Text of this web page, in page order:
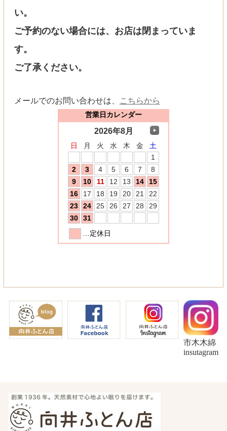
い。
ご予約のない場合には、お店は閉まっていま
す。
ご了承ください。
メールでのお問い合わせは、 こちらから
市木木綿
insutagram